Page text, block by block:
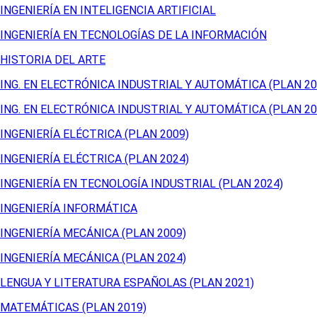
INGENIERÍA EN INTELIGENCIA ARTIFICIAL
INGENIERÍA EN TECNOLOGÍAS DE LA INFORMACIÓN
HISTORIA DEL ARTE
ING. EN ELECTRÓNICA INDUSTRIAL Y AUTOMÁTICA (PLAN
ING. EN ELECTRÓNICA INDUSTRIAL Y AUTOMÁTICA (PLAN
INGENIERÍA ELÉCTRICA (PLAN 2009)
INGENIERÍA ELÉCTRICA (PLAN 2024)
INGENIERÍA EN TECNOLOGÍA INDUSTRIAL (PLAN 2024)
INGENIERÍA INFORMÁTICA
INGENIERÍA MECÁNICA (PLAN 2009)
INGENIERÍA MECÁNICA (PLAN 2024)
LENGUA Y LITERATURA ESPAÑOLAS (PLAN 2021)
MATEMÁTICAS (PLAN 2019)